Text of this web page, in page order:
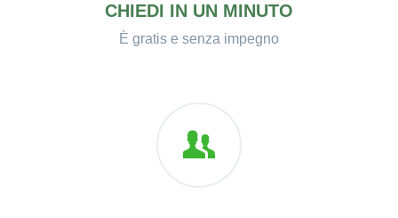
CHIEDI IN UN MINUTO
È gratis e senza impegno